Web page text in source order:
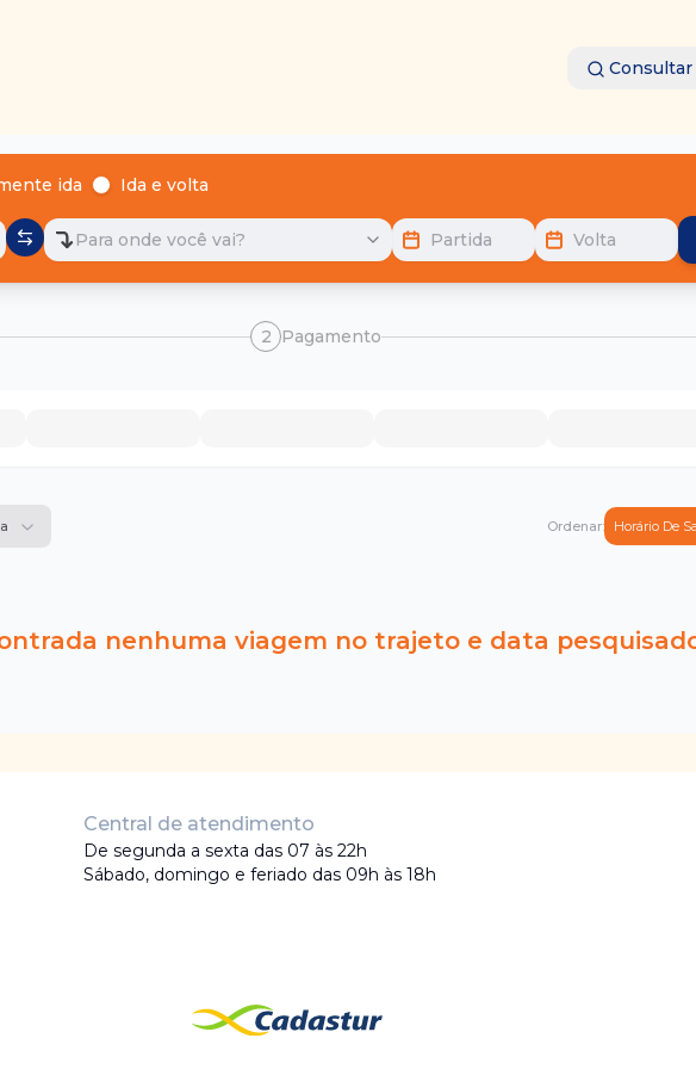
ida Ida e volta
Para onde você vai? Partida Volta
2 Pagamento
Ordenar: Horário De
nenhuma viagem no trajeto e data
Central de atendimento
De segunda a sexta das 07 às 22h
Sábado, domingo e feriado das 09h às 18h